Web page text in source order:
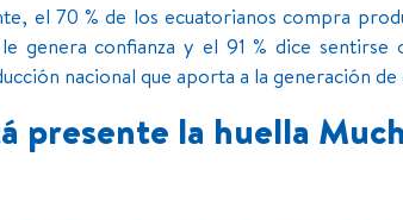
el 70 % de los ecuatorianos compra
genera confianza y el 91 % dice sentirse
nacional que aporta a la generación
presente la huella